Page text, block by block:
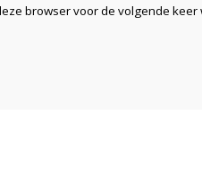
browser voor de volgende